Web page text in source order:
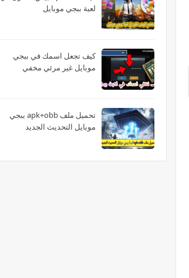
لعبة ببجي موبايل
كيف تجعل اسمك في ببجي
موبايل غير مرئي مخفي
تحميل ملف apk+obb ببجي
موبايل التحديث الجديد